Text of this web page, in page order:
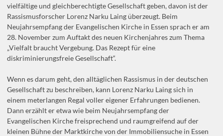
vielfältige und gleichberechtigte Gesellschaft geben, davon ist der
Rassismusforscher Lorenz Narku Laing überzeugt. Beim
Neujahrsempfang der Evangelischen Kirche in Essen sprach er am
28. November zum Auftakt des neuen Kirchenjahres zum Thema
„Vielfalt braucht Vergebung. Das Rezept für eine
diskriminierungsfreie Gesellschaft“.
Wenn es darum geht, den alltäglichen Rassismus in der deutschen
Gesellschaft zu beschreiben, kann Lorenz Narku Laing sich in
einem meterlangen Regal voller eigener Erfahrungen bedienen.
Dann erzählt er etwa wie beim Neujahrsempfang der
Evangelischen Kirche freisprechend und raumgreifend auf der
kleinen Bühne der Marktkirche von der Immobiliensuche in Essen